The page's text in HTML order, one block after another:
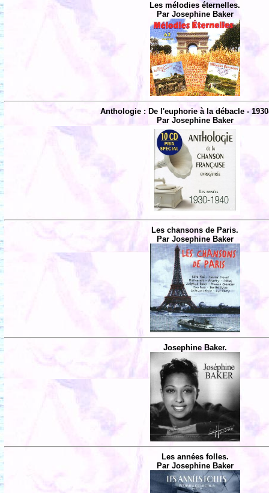
Les mélodies éternelles.
Par Josephine Baker
Anthologie : De l'euphorie à la débacle -
Par Josephine Baker
Les chansons de Paris.
Par Josephine Baker
Josephine Baker.
Les années folles.
Par Josephine Baker